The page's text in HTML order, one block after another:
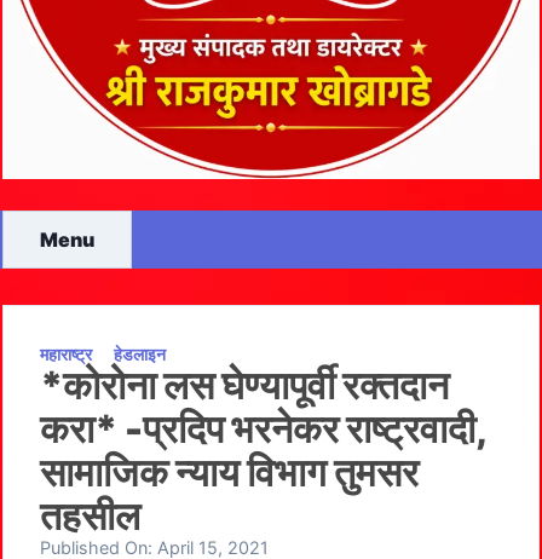
Menu
महाराष्ट्र हेडलाइन
*कोरोना लस घेण्यापूर्वी रक्तदान
करा* -प्रदिप भरनेकर राष्ट्रवादी,
सामाजिक न्याय विभाग तुमसर
तहसील
Published On: April 15, 2021